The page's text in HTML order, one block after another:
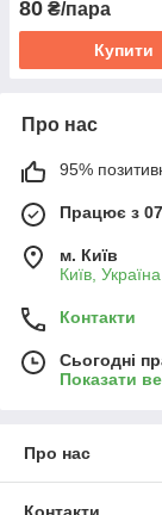
80 ₴/пара
Купити
Про нас
95%
Працює з
м. Київ
Київ, Україна
Контакти
Сьогодні
Показати
Про нас